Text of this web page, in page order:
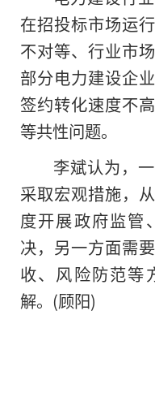
在招投标市场运
不对等、行业市
部分电力建设企
签约转化速度不
等共性问题。
李斌认为，
采取宏观措施，
度开展政府监管
决，另一方面需
收、风险防范等
解。(顾阳)